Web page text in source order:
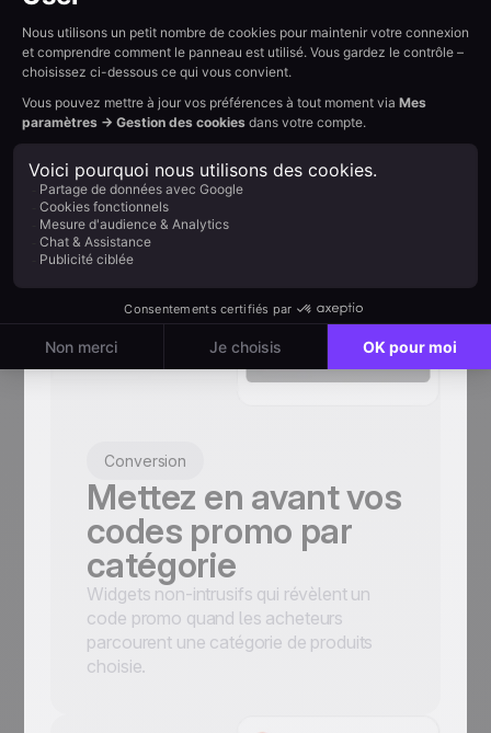
Messages clignotants dans l'onglet qui
ramènent les visiteurs ayant changé
Conversion
Mettez en avant vos
codes promo par
catégorie
Widgets non-intrusifs qui révèlent un
code promo quand les acheteurs
parcourent une catégorie de produits
choisie.